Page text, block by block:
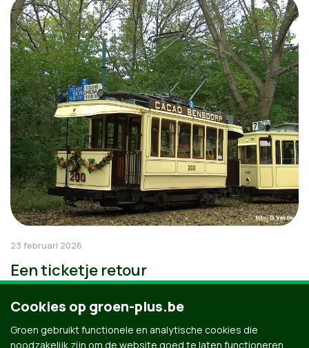
23 februari 2026
Een ticketje retour
Cookies op groen-plus.be
Groen gebruikt functionele en analytische cookies die
noodzakelijk zijn om de website goed te laten functioneren.